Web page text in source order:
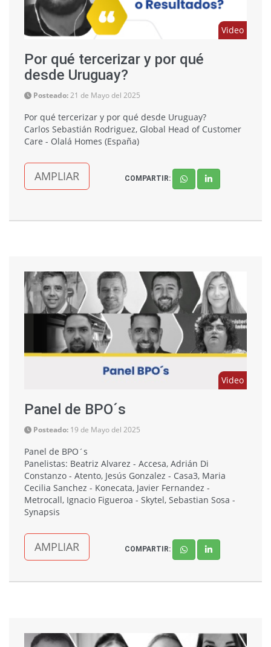
Video
Por qué tercerizar y por qué
desde Uruguay?
Posteado:21 de Mayo del 2025
Por qué tercerizar y por qué desde Uruguay?
Carlos Sebastián Rodriguez, Global Head of Customer
Care - Olalá Homes (España)
AMPLIAR COMPARTIR:
Video
Panel de BPO´s
Posteado: 19 de Mayo del 2025
Panel de BPO´s
Panelistas: Beatriz Alvarez - Accesa, Adrián Di
Constanzo - Atento, Jesús Gonzalez - Casa3, Maria
Cecilia Sanchez - Konecata, Javier Fernandez -
Metrocall, Ignacio Figueroa - Skytel, Sebastian Sosa -
Synapsis
AMPLIAR COMPARTIR: